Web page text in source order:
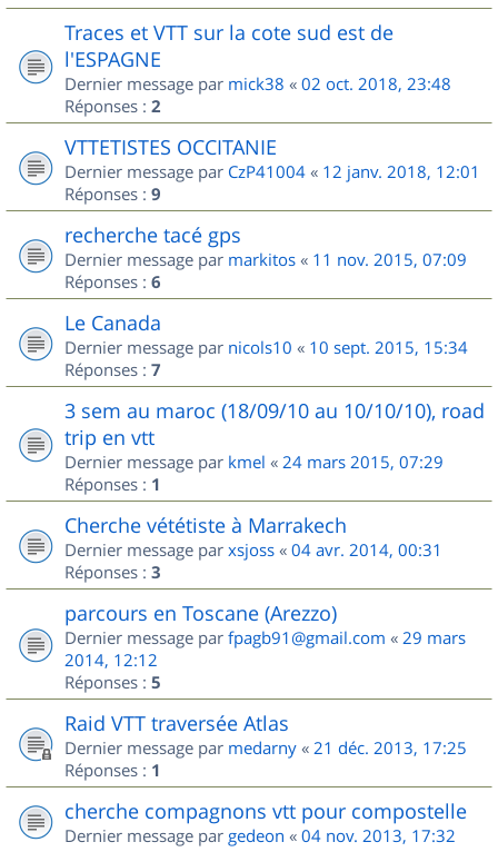
Traces et VTT sur la cote sud est de
l'ESPAGNE
Dernier message par mick38 « 02 oct. 2018, 23:48
Réponses : 2
VTTETISTES OCCITANIE
Dernier message par CzP41004 « 12 janv. 2018, 12:01
Réponses : 9
recherche tacé gps
Dernier message par markitos « 11 nov. 2015, 07:09
Réponses : 6
Le Canada
Dernier message par nicols10 « 10 sept. 2015, 15:34
Réponses : 7
3 sem au maroc (18/09/10 au 10/10/10), road
trip en vtt
Dernier message par kmel « 24 mars 2015, 07:29
Réponses : 1
Cherche vététiste à Marrakech
Dernier message par xsjoss « 04 avr. 2014, 00:31
Réponses : 3
parcours en Toscane (Arezzo)
Dernier message par fpagb91@gmail.com « 29 mars
2014, 12:12
Réponses : 5
Raid VTT traversée Atlas
Dernier message par medarny « 21 déc. 2013, 17:25
Réponses : 1
cherche compagnons vtt pour compostelle
Dernier message par gedeon « 04 nov. 2013, 17:32